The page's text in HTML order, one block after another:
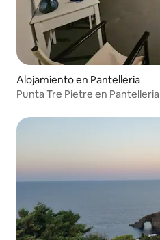
Alojamiento en Pantelleria
Punta Tre Pietre en Pantelleria